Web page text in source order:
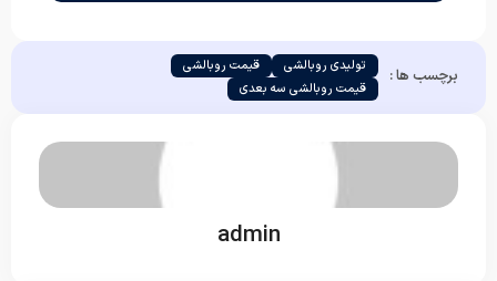
برچسب ها : تولیدی روبالشی
قیمت روبالشی
قیمت روبالشی سه بعدی
admin